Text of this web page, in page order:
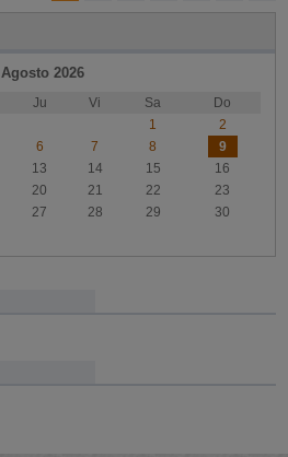
Agosto 2026
Ju Vi Sa
Do
1
2
6 7 8
9
13 14 15
16
20 21 22
23
27 28 29
30